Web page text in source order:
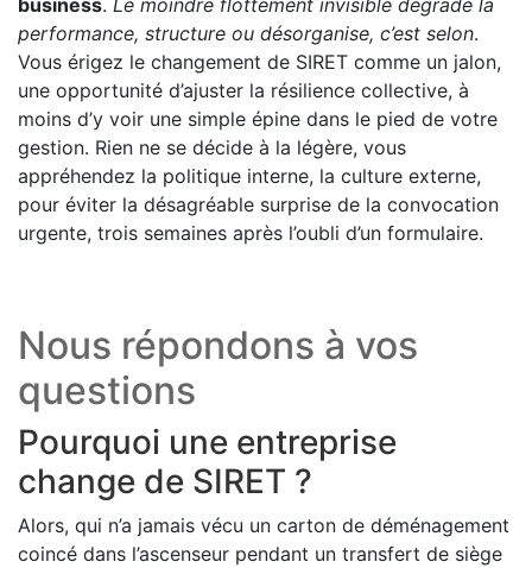
business. Le moindre flottement invisible dégrade la
performance, structure ou désorganise, c’est selon.
Vous érigez le changement de SIRET comme un jalon,
une opportunité d’ajuster la résilience collective, à
moins d’y voir une simple épine dans le pied de votre
gestion. Rien ne se décide à la légère, vous
appréhendez la politique interne, la culture externe,
pour éviter la désagréable surprise de la convocation
urgente, trois semaines après l’oubli d’un formulaire.
Nous répondons à vos
questions
Pourquoi une entreprise
change de SIRET ?
Alors, qui n’a jamais vécu un carton de déménagement
coincé dans l’ascenseur pendant un transfert de siège